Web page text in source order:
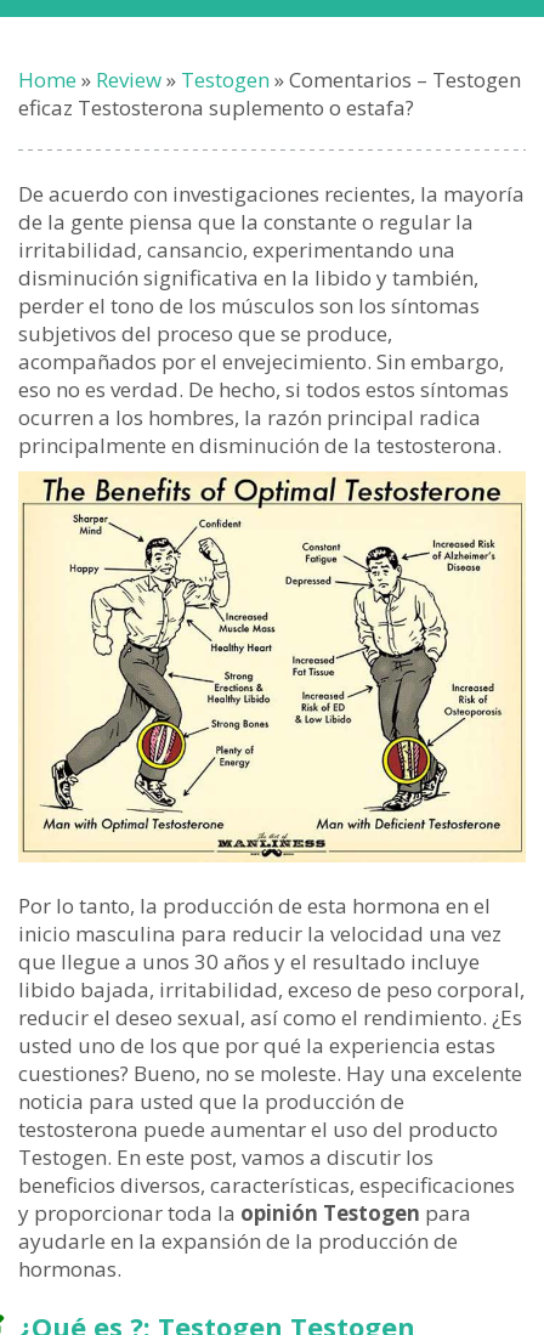
Home » Review» Testogen»Comentarios – Testogen
eficaz Testosterona suplemento o estafa?
De acuerdo con investigaciones recientes, la mayoría
de la gente piensa que la constante o regular la
irritabilidad, cansancio, experimentando una
disminución significativa en la libido y también,
perder el tono de los músculos son los síntomas
subjetivos del proceso que se produce,
acompañados por el envejecimiento. Sin embargo,
eso no es verdad. De hecho, si todos estos síntomas
ocurren a los hombres, la razón principal radica
principalmente en disminución de la testosterona.
Por lo tanto, la producción de esta hormona en el
inicio masculina para reducir la velocidad una vez
que llegue a unos 30 años y el resultado incluye
libido bajada, irritabilidad, exceso de peso corporal,
reducir el deseo sexual, así como el rendimiento. ¿Es
usted uno de los que por qué la experiencia estas
cuestiones? Bueno, no se moleste. Hay una excelente
noticia para usted que la producción de
testosterona puede aumentar el uso del producto
Testogen. En este post, vamos a discutir los
beneficios diversos, características, especificaciones
y proporcionar toda la opinión Testogen para
ayudarle en la expansión de la producción de
hormonas.
¿Qué es ?: Testogen Testogen